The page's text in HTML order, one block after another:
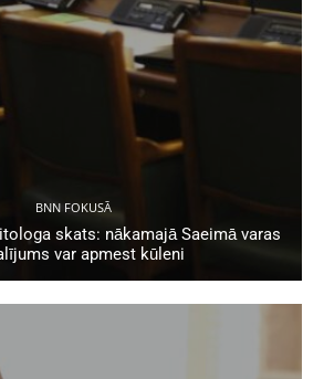
BNN FOKUSĀ
skats: nākamajā Saeimā varas
var apmest kūleni